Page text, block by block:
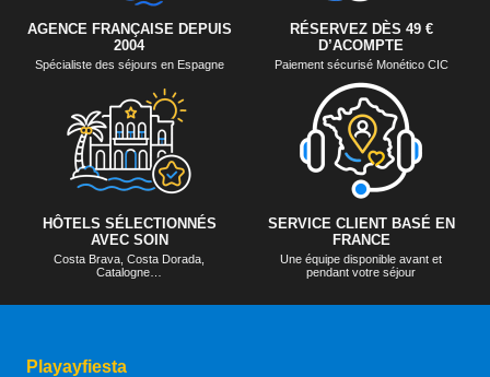
AGENCE FRANÇAISE DEPUIS
2004
Spécialiste des séjours en Espagne
RÉSERVEZ DÈS 49 €
D’ACOMPTE
Paiement sécurisé Monético CIC
HÔTELS SÉLECTIONNÉS
AVEC SOIN
Costa Brava, Costa Dorada,
Catalogne…
SERVICE CLIENT BASÉ EN
FRANCE
Une équipe disponible avant et
pendant votre séjour
Playayfiesta